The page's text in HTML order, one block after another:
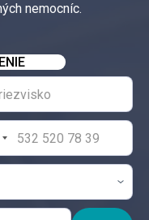
nemocníc.